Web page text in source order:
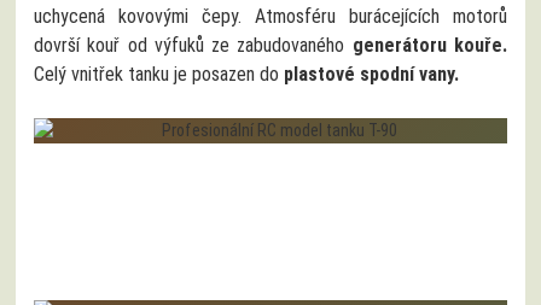
uchycená kovovými čepy. Atmosféru burácejících motorů
dovrší kouř od výfuků ze zabudovaného generátoru kouře.
Celý vnitřek tanku je posazen do plastové spodní vany.